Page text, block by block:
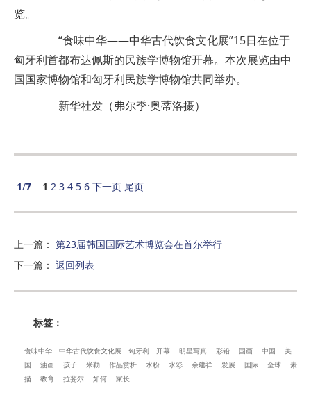
览。
“食味中华——中华古代饮食文化展”15日在位于
匈牙利首都布达佩斯的民族学博物馆开幕。本次展览由中
国国家博物馆和匈牙利民族学博物馆共同举办。
新华社发（弗尔季·奥蒂洛摄）
1/7 1 2 3 4 5 6 下一页 尾页
上一篇 ： 第23届韩国国际艺术博览会在首尔举行
下一篇 ： 返回列表
标签：
食味中华 中华古代饮食文化展 匈牙利 开幕 明星写真 彩铅 国画 中国
美
国
油画 孩子 米勒 作品赏析 水粉 水彩 余建祥 发展 国际 全球
素
描
教育 拉斐尔 如何 家长